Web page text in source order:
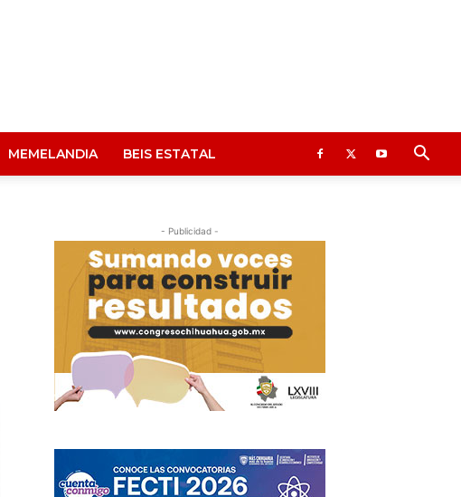
MEMELANDIA BEIS ESTATAL
- Publicidad -